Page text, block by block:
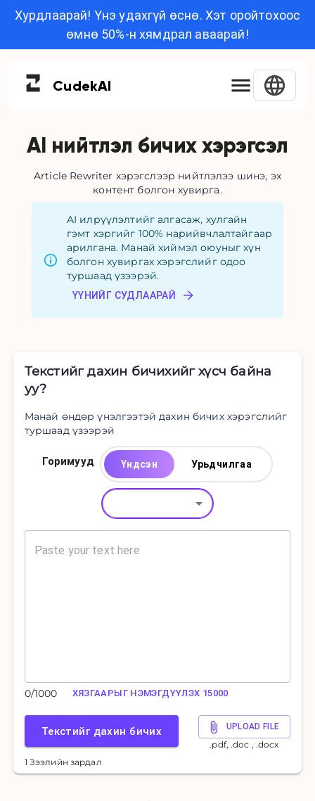
Хурдлаарай! Үнэ удахгүй өснө. Хэт оройтохоос
өмнө 50%-н хямдрал аваарай!
CudekAI
AI нийтлэл бичих хэрэгсэл
Article Rewriter хэрэгслээр нийтлэлээ шинэ, эх
контент болгон хувирга.
AI илрүүлэлтийг алгасаж, хулгайн
гэмт хэргийг 100% нарийвчлалтайгаар
арилгана. Манай хиймэл оюуныг хүн
болгон хувиргах хэрэгслийг одоо
туршаад үзээрэй.
ҮҮНИЙГ СУДЛААРАЙ
Текстийг дахин бичихийг хүсч байна
уу?
Манай өндөр үнэлгээтэй дахин бичих хэрэгслийг
туршаад үзээрэй
Горимууд Үндсэн Урьдчилгаа
0/1000 ХЯЗГААРЫГ НЭМЭГДҮҮЛЭХ 15000
Текстийг дахин бичих UPLOAD FILE
.pdf, .doc , .docx
1 Зээлийн зардал